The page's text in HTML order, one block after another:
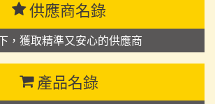
供應商名錄
，獲取精準又安心的供應商
產品名錄